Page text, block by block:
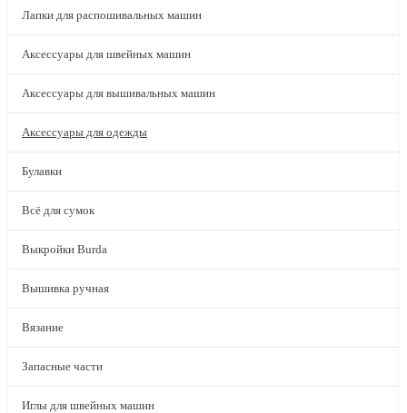
Лапки для распошивальных машин
Аксессуары для швейных машин
Аксессуары для вышивальных машин
Аксессуары для одежды
Булавки
Всё для сумок
Выкройки Burda
Вышивка ручная
Вязание
Запасные части
Иглы для швейных машин